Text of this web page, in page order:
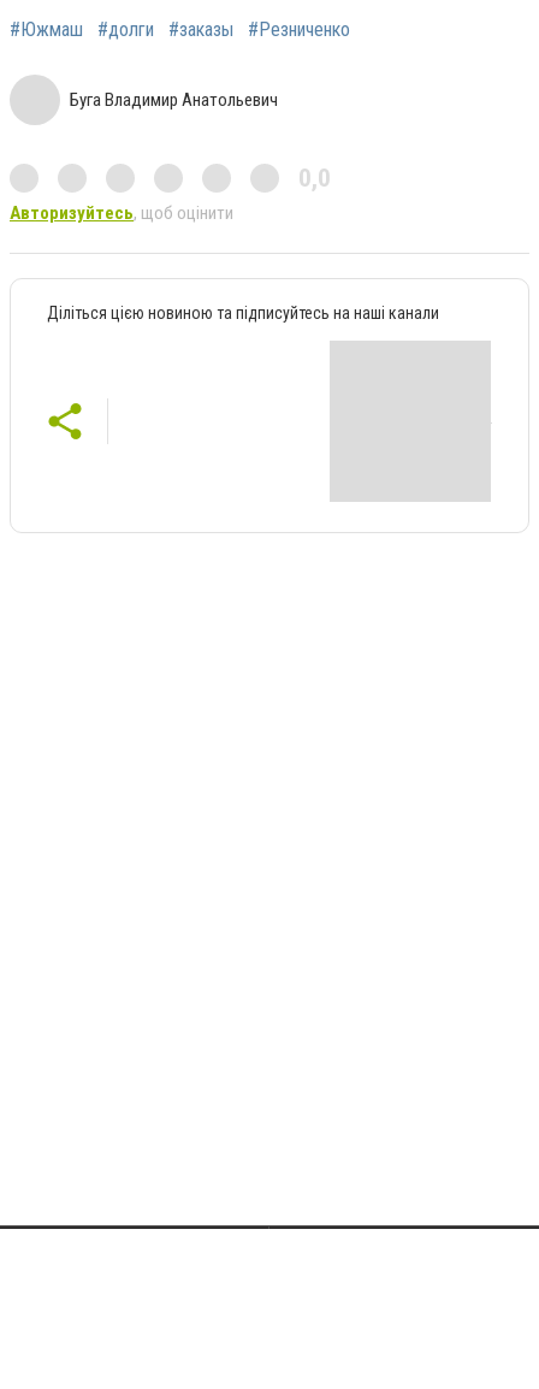
#Южмаш #долги #заказы #Резниченко
Буга Владимир Анатольевич
0,0
Авторизуйтесь, щоб оцінити
Діліться цією новиною та підписуйтесь на наші канали